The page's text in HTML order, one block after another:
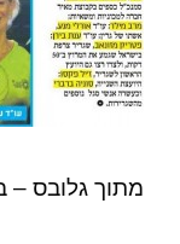
מתוך גלובס –